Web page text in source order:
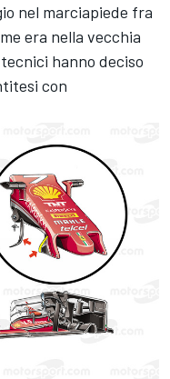
nel marciapiede fra
era nella vecchia
hanno deciso
con